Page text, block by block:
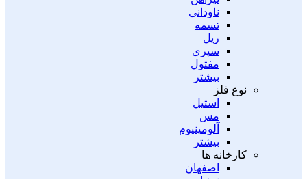
ناودانی
تسمه
ریل
سپری
مفتول
بیشتر
نوع فلز
استیل
مس
آلومینیوم
بیشتر
کارخانه ها
اصفهان